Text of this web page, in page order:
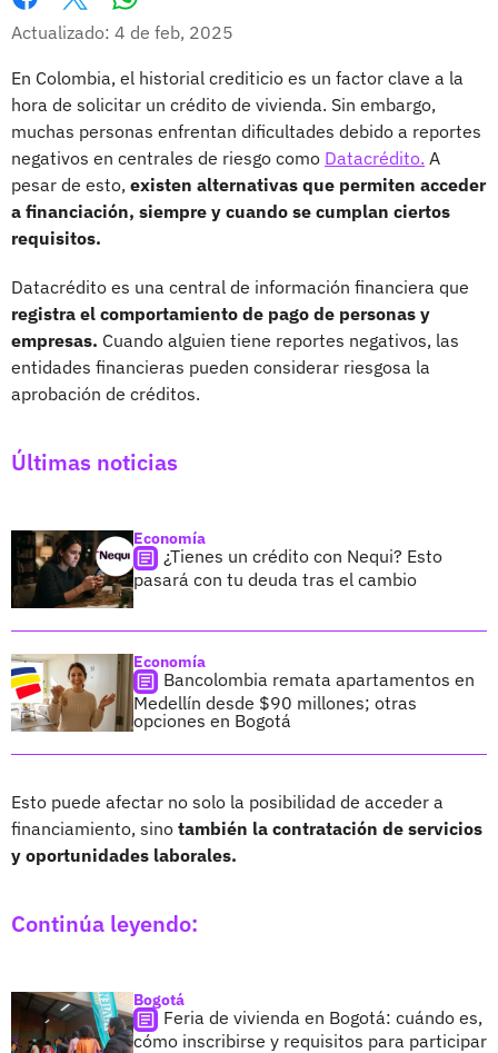
Facebook
X
Actualizado: 4 de feb, 2025
En Colombia, el historial crediticio es un factor clave a la
hora de solicitar un crédito de vivienda. Sin embargo,
muchas personas enfrentan dificultades debido a reportes
negativos en centrales de riesgo como Datacrédito. A
pesar de esto, existen alternativas que permiten acceder
a financiación, siempre y cuando se cumplan ciertos
requisitos.
Datacrédito es una central de información financiera que
registra el comportamiento de pago de personas y
empresas. Cuando alguien tiene reportes negativos, las
entidades financieras pueden considerar riesgosa la
aprobación de créditos.
Últimas noticias
Economía
¿Tienes un crédito con Nequi? Esto
pasará con tu deuda tras el cambio
Economía
Bancolombia remata apartamentos en
Medellín desde $90 millones; otras
opciones en Bogotá
Esto puede afectar no solo la posibilidad de acceder a
financiamiento, sino también la contratación de servicios
y oportunidades laborales.
Continúa leyendo:
Bogotá
Feria de vivienda en Bogotá: cuándo es,
cómo inscribirse y requisitos para participar